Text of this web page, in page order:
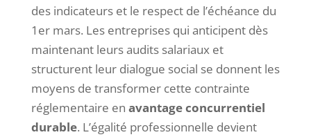
des indicateurs et le respect de l’échéance du
1er mars. Les entreprises qui anticipent dès
maintenant leurs audits salariaux et
structurent leur dialogue social se donnent les
moyens de transformer cette contrainte
réglementaire en avantage concurrentiel
durable. L’égalité professionnelle devient